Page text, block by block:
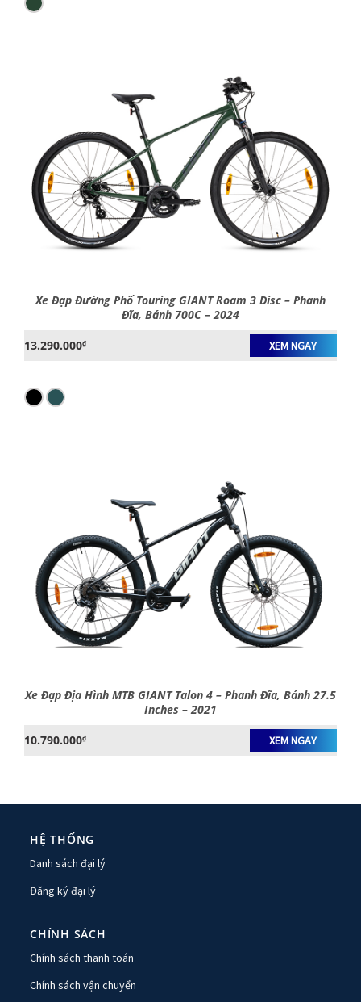
Xe Đạp Đường Phố Touring GIANT Roam 3 Disc – Phanh
Đĩa, Bánh 700C – 2024
13.290.000₫ XEM NGAY
Xe Đạp Địa Hình MTB GIANT Talon 4 – Phanh Đĩa, Bánh 27.5
Inches – 2021
10.790.000₫ XEM NGAY
HỆ THỐNG
Danh sách đại lý
Đăng ký đại lý
CHÍNH SÁCH
Chính sách thanh toán
Chính sách vận chuyển